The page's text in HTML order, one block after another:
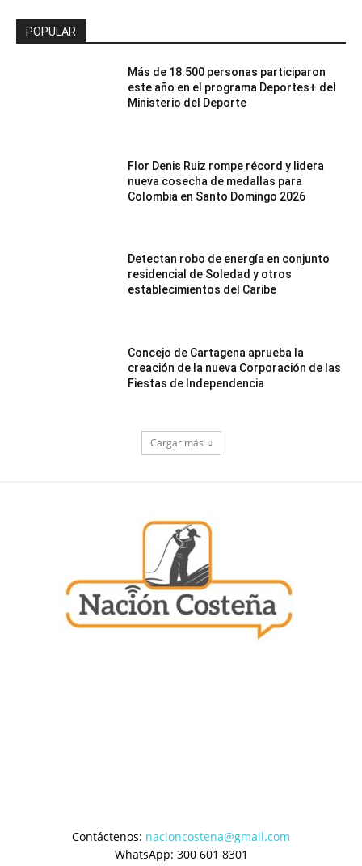
POPULAR
Más de 18.500 personas participaron
este año en el programa Deportes+ del
Ministerio del Deporte
Flor Denis Ruiz rompe récord y lidera
nueva cosecha de medallas para
Colombia en Santo Domingo 2026
Detectan robo de energía en conjunto
residencial de Soledad y otros
establecimientos del Caribe
Concejo de Cartagena aprueba la
creación de la nueva Corporación de las
Fiestas de Independencia
Cargar más
Contáctenos: nacioncostena@gmail.com
WhatsApp: 300 601 8301